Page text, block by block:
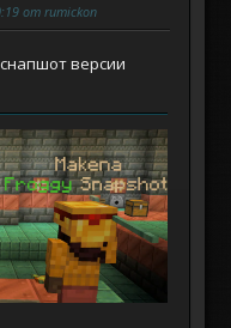
от rumickon
версии